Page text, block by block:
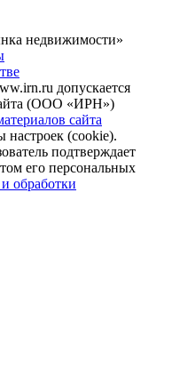
недвижимости»
допускается
(ООО «ИРН»)
сайта
настроек (cookie).
подтверждает
его персональных
обработки